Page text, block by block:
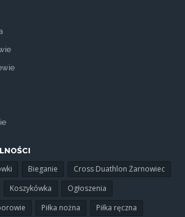
Bieganie
Cross Duathlon Żarnowiec
Koszykówka
Ogłoszenia
Piłka nożna Piłka ręczna